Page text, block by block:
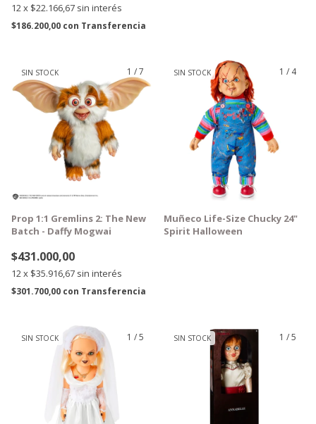
12x $22.166,67 sin interés
$186.200,00 con Transferencia
1 /7
SIN STOCK
GRATIS
Prop 1:1 Gremlins 2: The New
Batch - Daffy Mogwai
$431.000,00
12x $35.916,67 sin interés
$301.700,00 con Transferencia
1 / 4
SIN STOCK
GRATIS
Muñeco Life-Size Chucky 24"
Spirit Halloween
1 /5
SIN STOCK
1 /5
SIN STOCK